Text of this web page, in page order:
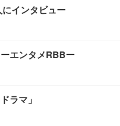
にインタビュー
エンタメRBBー
ラマ」